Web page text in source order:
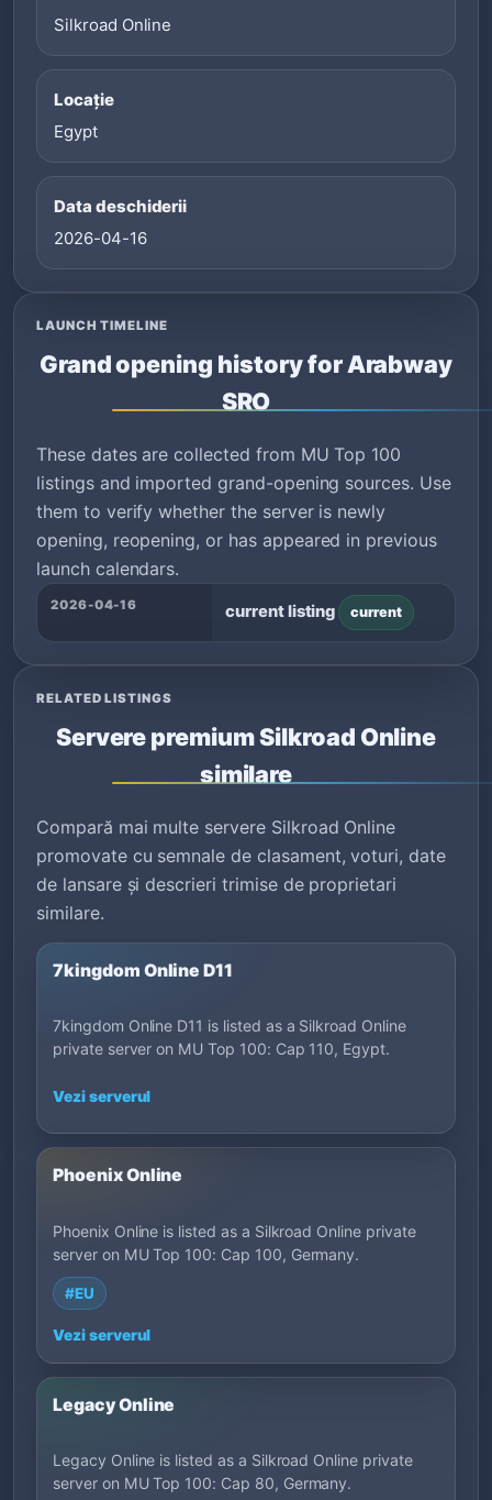
Silkroad Online
Locație
Egypt
Data deschiderii
2026-04-16
LAUNCH TIMELINE
Grand opening history for Arabway
SRO
These dates are collected from MU Top 100
listings and imported grand-opening sources. Use
them to verify whether the server is newly
opening, reopening, or has appeared in previous
launch calendars.
2026-04-16 current listing current
RELATED LISTINGS
Servere premium Silkroad Online
similare
Compară mai multe servere Silkroad Online
promovate cu semnale de clasament, voturi, date
de lansare și descrieri trimise de proprietari
similare.
7kingdom Online D11
7kingdom Online D11 is listed as a Silkroad Online
private server on MU Top 100: Cap 110, Egypt.
Vezi serverul
Phoenix Online
Phoenix Online is listed as a Silkroad Online private
server on MU Top 100: Cap 100, Germany.
#EU
Vezi serverul
Legacy Online
Legacy Online is listed as a Silkroad Online private
server on MU Top 100: Cap 80, Germany.